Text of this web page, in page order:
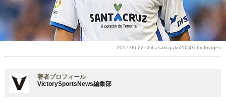
2017-06-22-shibasaki-gaku2(C)Getty Images
著者プロフィール
VictorySportsNews編集部